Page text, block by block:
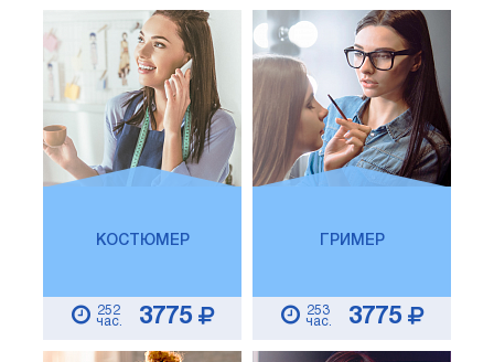
КОСТЮМЕР
252
час.
3775
ГРИМЕР
253
час.
3775